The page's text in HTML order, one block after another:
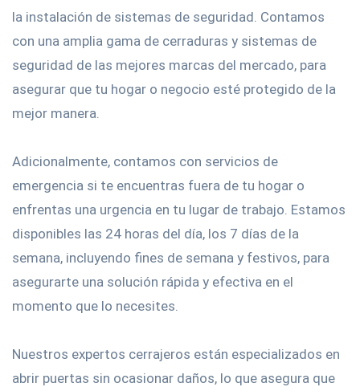
la instalación de sistemas de seguridad. Contamos
con una amplia gama de cerraduras y sistemas de
seguridad de las mejores marcas del mercado, para
asegurar que tu hogar o negocio esté protegido de la
mejor manera.
Adicionalmente, contamos con servicios de
emergencia si te encuentras fuera de tu hogar o
enfrentas una urgencia en tu lugar de trabajo. Estamos
disponibles las 24 horas del día, los 7 días de la
semana, incluyendo fines de semana y festivos, para
asegurarte una solución rápida y efectiva en el
momento que lo necesites.
Nuestros expertos cerrajeros están especializados en
abrir puertas sin ocasionar daños, lo que asegura que